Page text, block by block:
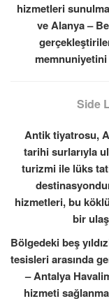
hizmetleri
ve Alanya –
Side
Antik tiyatrosu,
tarihi surlarıyla
turizmi ile lüks
hizmetleri, bu
bir
Bölgedeki beş
tesisleri arasında
– Antalya
hizmeti